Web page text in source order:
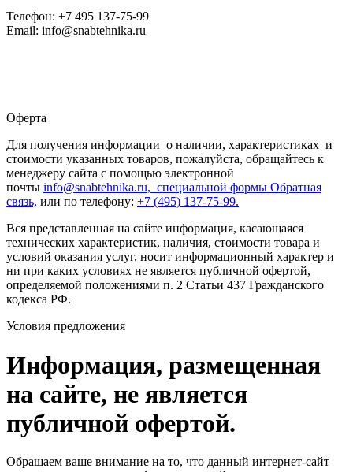
Телефон: +7 495 137-75-99
Email: info@snabtehnika.ru
Оферта
Для получения информации о наличии, характеристиках и
стоимости указанных товаров, пожалуйста, обращайтесь к
менеджеру сайта с помощью электронной
почты info@snabtehnika.ru, специальной формы Обратная
связь, или по телефону: +7 (495) 137-75-99.
Вся представленная на сайте информация, касающаяся
технических характеристик, наличия, стоимости товара и
условий оказания услуг, носит информационный характер и
ни при каких условиях не является публичной офертой,
определяемой положениями п. 2 Статьи 437 Гражданского
кодекса РФ.
Условия предложения
Информация, размещенная
на сайте, не является
публичной офертой.
Обращаем ваше внимание на то, что данный интернет-сайт